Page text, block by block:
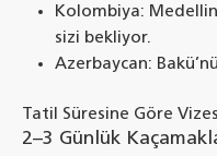
Kolombiya:
sizi bekliyor.
Azerbaycan:
Tatil Süresine Göre
2–3 Günlük